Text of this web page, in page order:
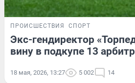
ПРОИСШЕСТВИЯ СПОРТ
Экс-гендиректор
вину в подкупе 13
18 мая, 2026, 13:27 5 002 14